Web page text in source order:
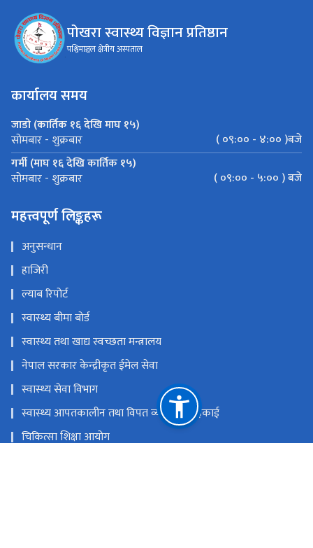
पोखरा स्वास्थ्य विज्ञान प्रतिष्ठान
पश्चिमाञ्चल क्षेत्रीय अस्पताल
कार्यालय समय
जाडो (कार्तिक १६ देखि माघ १५)
सोमबार - शुक्रबार
( ०९:०० - ४:०० )बजे
गर्मी (माघ १६ देखि कार्तिक १५)
सोमबार - शुक्रबार ( ०९:०० - ५:०० ) बजे
महत्त्वपूर्ण लिङ्कहरू
अनुसन्धान
हाजिरी
ल्याब रिपोर्ट
स्वास्थ्य बीमा बाेर्ड
स्वास्थ्य तथा खाद्य स्वच्छता मन्त्रालय
नेपाल सरकार केन्द्रीकृत ईमेल सेवा
स्वास्थ्य सेवा विभाग
स्वास्थ्य आपतकालीन तथा विपत व्यबस्थापन इकाई
चिकित्सा शिक्षा आयोग